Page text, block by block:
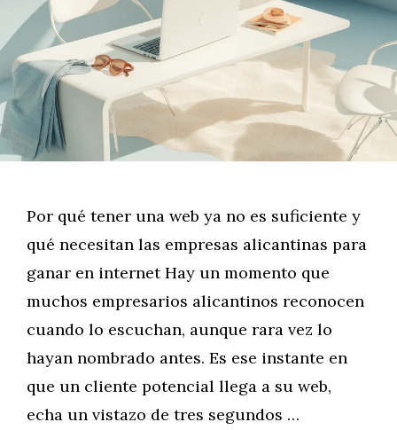
Por qué tener una web ya no es suficiente y
qué necesitan las empresas alicantinas para
ganar en internet Hay un momento que
muchos empresarios alicantinos reconocen
cuando lo escuchan, aunque rara vez lo
hayan nombrado antes. Es ese instante en
que un cliente potencial llega a su web,
echa un vistazo de tres segundos …